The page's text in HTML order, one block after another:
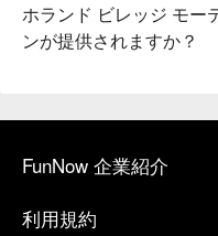
ホランド ビレッジ モー
ンが提供されますか？
FunNow 企業紹介
利用規約